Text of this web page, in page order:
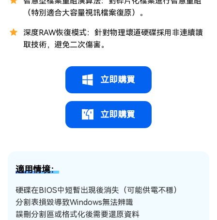
（特別適合大容量視訊檔案復原）。
深度RAW恢復模式：針對物理壞道硬碟採用非連續讀
取技術，避免二次傷害。
立即購買
立即購買
適用情境：
硬碟在BIOS中短暫出現後消失（可能供電不穩）
分割表損毀導致Windows無法辨識
誤刪分割區或格式化後需要還原資料